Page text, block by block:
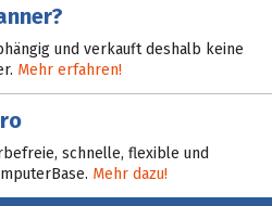
und verkauft deshalb keine
Mehr erfahren!
schnelle, flexible und
Mehr dazu!